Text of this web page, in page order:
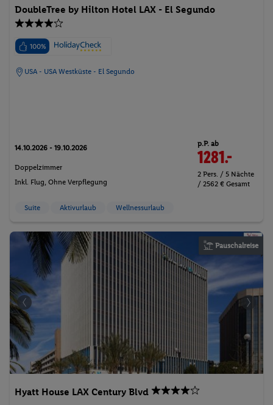
DoubleTree by Hilton Hotel LAX - El Segundo
100%
USA - USA Westküste - El Segundo
14.10.2026 - 19.10.2026
Doppelzimmer
Inkl. Flug, Ohne Verpflegung
p.P. ab
1281.-
2 Pers. / 5 Nächte
/ 2562 € Gesamt
Suite Aktivurlaub Wellnessurlaub
Pauschalreise
Hyatt House LAX Century Blvd